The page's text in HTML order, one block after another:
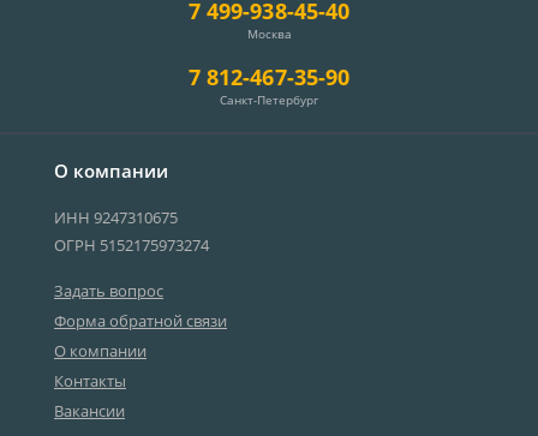
О компании
ИНН 9247310675
ОГРН 5152175973274
Задать вопрос
Форма обратной связи
О компании
Контакты
Вакансии
7 499-938-45-40
Москва
7 812-467-35-90
Санкт-Петербург